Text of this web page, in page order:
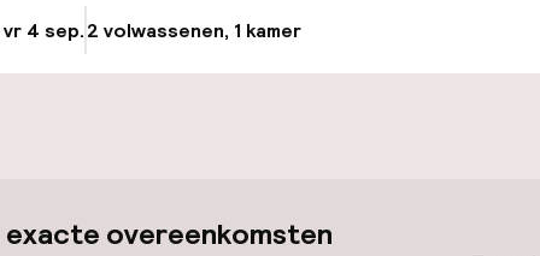
4 sep.2 volwassenen, 1 kamer
exacte overeenkomsten